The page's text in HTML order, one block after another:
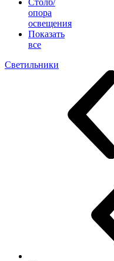
Столб/
опора
освещения
Показать
все
Светильники